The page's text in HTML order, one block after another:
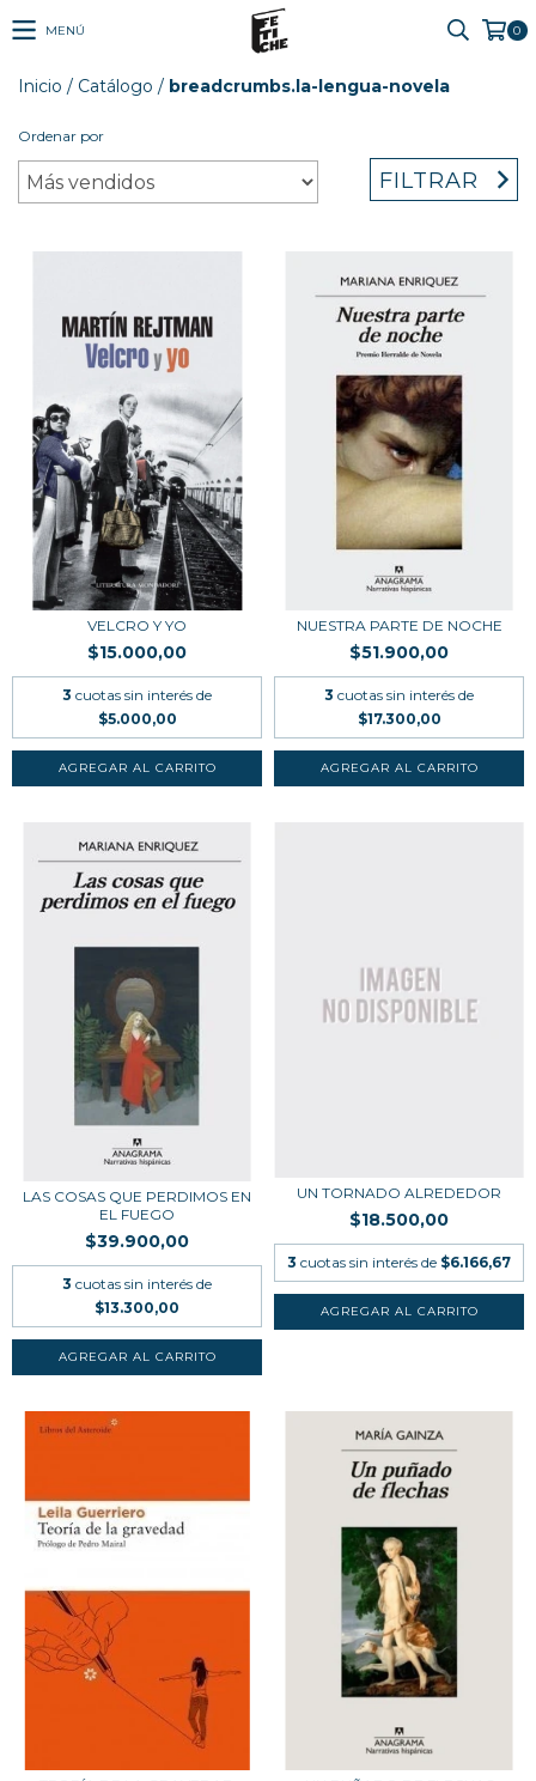
MENÚ 0
Inicio / Catálogo / breadcrumbs.la-lengua-novela
Ordenar por
FILTRAR
VELCRO Y YO
$15.000,00
3 cuotas sin interés de
$5.000,00
NUESTRA PARTE DE NOCHE
$51.900,00
3 cuotas sin interés de
$17.300,00
LAS COSAS QUE PERDIMOS EN
EL FUEGO
$39.900,00
3 cuotas sin interés de
$13.300,00
UN TORNADO ALREDEDOR
$18.500,00
3 cuotas sin interés de $6.166,67